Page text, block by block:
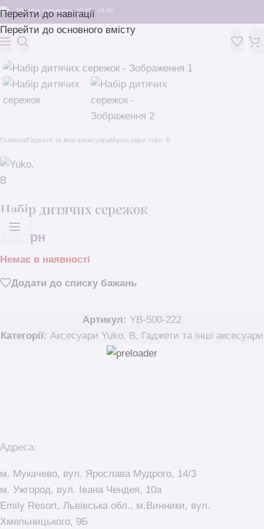
Перейти до навігації
Перейти до основного вмісту
Обробка замовлень: 10:00 - 19:00
Головна/Гаджети та інші аксесуари/Аксесуари Yuko. B
Набір дитячих сережок
грн
Немає в наявності
Додати до списку бажань
Артикул: YB-500-222
Категорії: Аксесуари Yuko. B, Гаджети та інші аксесуари
Адреса:
м. Мукачево, вул. Ярослава Мудрого, 14/3
м. Ужгород, вул. Івана Чендея, 10а
Emily Resort, Львівська обл., м.Винники, вул.
Хмельницького, 9Б